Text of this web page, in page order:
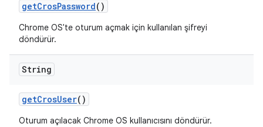
getCrosPassword()
Chrome OS'te oturum açmak için kullanılan şifreyi
döndürür.
String
getCrosUser()
Oturum açılacak Chrome OS kullanıcısını döndürür.